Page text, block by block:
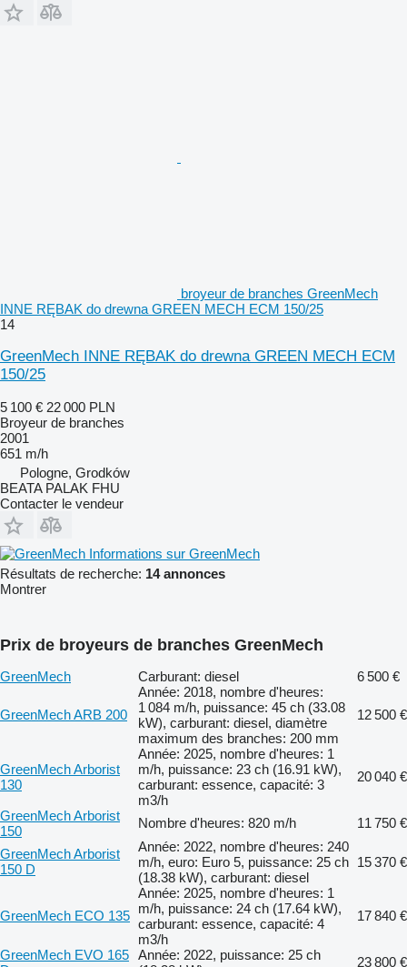
broyeur de branches GreenMech
INNE RĘBAK do drewna GREEN MECH ECM 150/25
14
GreenMech INNE RĘBAK do drewna GREEN MECH ECM
150/25
5 100 € 22 000 PLN
Broyeur de branches
2001
651 m/h
Pologne, Grodków
BEATA PALAK FHU
Contacter le vendeur
Informations sur GreenMech
Résultats de recherche: 14 annonces
Montrer
Prix de broyeurs de branches GreenMech
GreenMech Carburant: diesel 6 500 €
GreenMech ARB 200
Année: 2018, nombre d'heures:
1 084 m/h, puissance: 45 ch (33.08
kW), carburant: diesel, diamètre
maximum des branches: 200 mm
12 500 €
GreenMech Arborist
130
Année: 2025, nombre d'heures: 1
m/h, puissance: 23 ch (16.91 kW),
carburant: essence, capacité: 3
m3/h
20 040 €
GreenMech Arborist
150
Nombre d'heures: 820 m/h
11 750 €
GreenMech Arborist
150 D
Année: 2022, nombre d'heures: 240
m/h, euro: Euro 5, puissance: 25 ch
(18.38 kW), carburant: diesel
15 370 €
GreenMech ECO 135
Année: 2025, nombre d'heures: 1
m/h, puissance: 24 ch (17.64 kW),
carburant: essence, capacité: 4
m3/h
17 840 €
GreenMech EVO 165 Année: 2022, puissance: 25 ch
23 800 €